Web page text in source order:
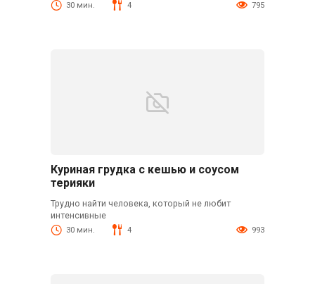
30 мин. 4 795
Куриная грудка с кешью и соусом
терияки
Трудно найти человека, который не любит
интенсивные
30 мин. 4 993